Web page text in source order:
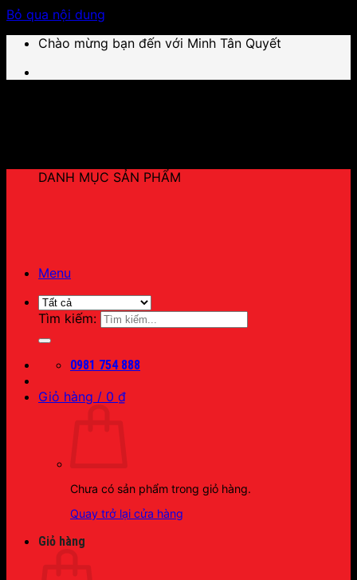
Bỏ qua nội dung
Chào mừng bạn đến với Minh Tân Quyết
Menu
Tìm kiếm:
0981 754 888
Giỏ hàng / 0 ₫
Chưa có sản phẩm trong giỏ hàng.
Quay trở lại cửa hàng
Giỏ hàng
DANH MỤC SẢN PHẨM